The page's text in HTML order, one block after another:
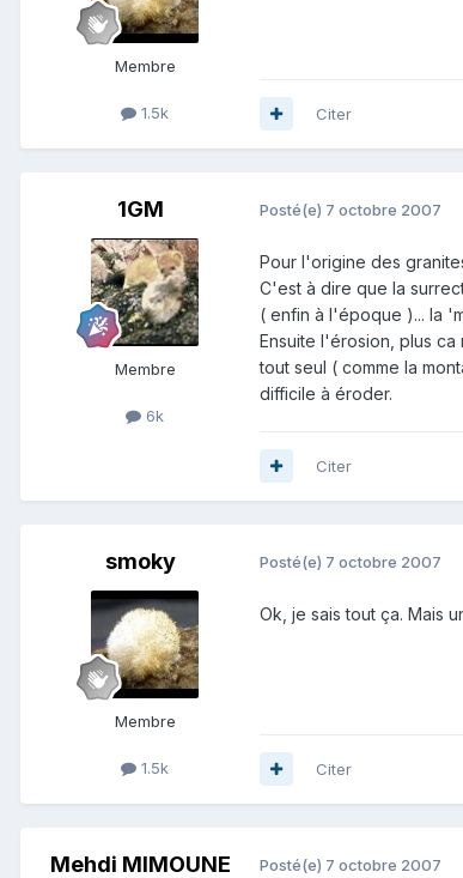
Membre
1.5k Citer
1GM
Membre
6k
Posté(e) 7 octobre 2007
Pour l'origine des
C'est à dire que la
( enfin à l'époque )... la
Ensuite l'érosion, plus
tout seul ( comme la
difficile à éroder.
Citer
smoky
Membre
1.5k
Posté(e) 7 octobre 2007
Ok, je sais tout ça. Mais
Citer
Mehdi MIMOUNE Posté(e) 7 octobre 2007